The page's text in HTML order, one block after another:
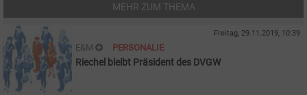
MEHR ZUM THEMA
Freitag, 29.11.2019, 10:39
E&M PERSONALIE
Riechel bleibt Präsident des DVGW